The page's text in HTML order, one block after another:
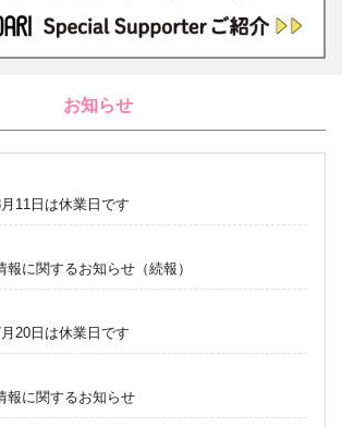
お知らせ
月11日は休業日です
報に関するお知らせ（続報）
月20日は休業日です
報に関するお知らせ